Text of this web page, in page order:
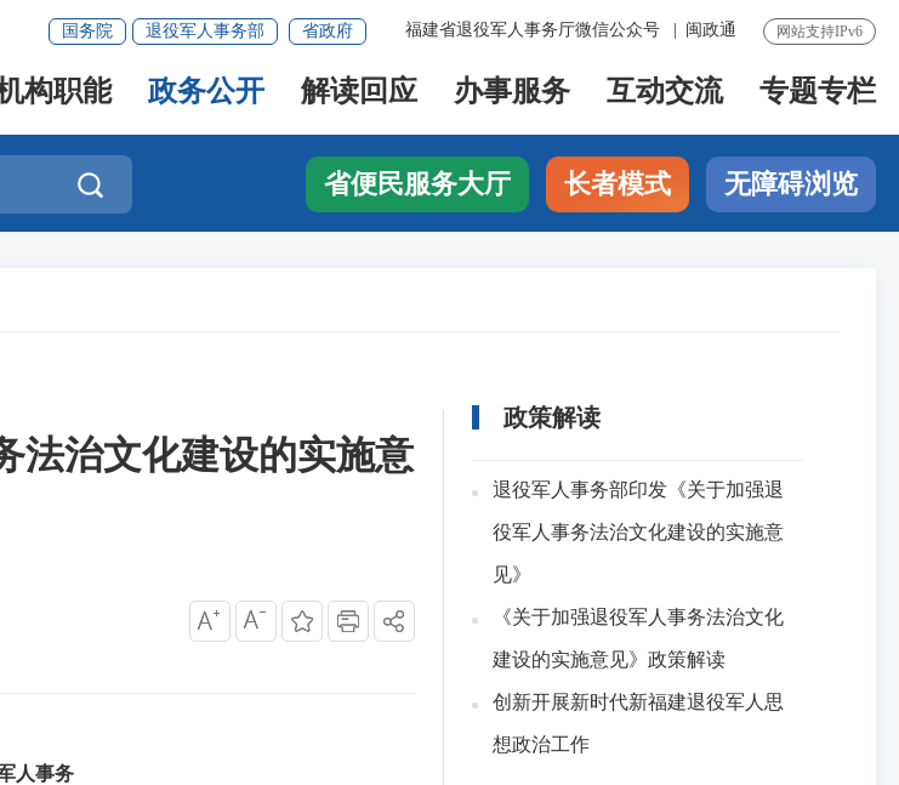
网站支持IPv6
福建省退役军人事务厅微信公众号 闽政通
国务院 退役军人事务部 省政府
构职能 政务公开 解读回应 办事服务 互动交流 专题专栏
 省便民服务大厅 长者模式 无障碍浏览
法治文化建设的实施意
人事务
政策解读
退役军人事务部印发《关于加强退
役军人事务法治文化建设的实施意
见》
《关于加强退役军人事务法治文化
建设的实施意见》政策解读
创新开展新时代新福建退役军人思
想政治工作